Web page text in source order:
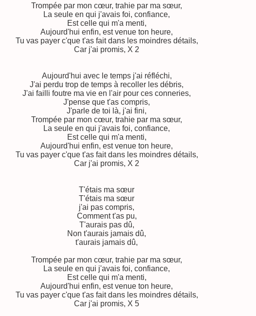
Trompée par mon cœur, trahie par ma sœur,
La seule en qui j'avais foi, confiance,
Est celle qui m'a menti,
Aujourd'hui enfin, est venue ton heure,
Tu vas payer c'que t'as fait dans les moindres détails,
Car j'ai promis, X 2
Aujourd'hui avec le temps j'ai réfléchi,
J'ai perdu trop de temps à recoller les débris,
J'ai failli foutre ma vie en l'air pour ces conneries,
J'pense que t'as compris,
J'parle de toi là, j'ai fini,
Trompée par mon cœur, trahie par ma sœur,
La seule en qui j'avais foi, confiance,
Est celle qui m'a menti,
Aujourd'hui enfin, est venue ton heure,
Tu vas payer c'que t'as fait dans les moindres détails,
Car j'ai promis, X 2
T'étais ma sœur
T'étais ma sœur
j'ai pas compris,
Comment t'as pu,
T'aurais pas dû,
Non t'aurais jamais dû,
t'aurais jamais dû,
Trompée par mon cœur, trahie par ma sœur,
La seule en qui j'avais foi, confiance,
Est celle qui m'a menti,
Aujourd'hui enfin, est venue ton heure,
Tu vas payer c'que t'as fait dans les moindres détails,
Car j'ai promis, X 5